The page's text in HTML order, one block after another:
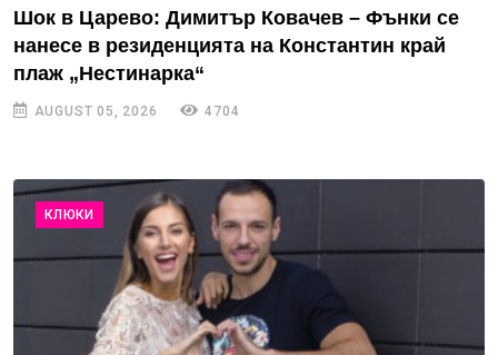
Шок в Царево: Димитър Ковачев – Фънки се
нанесе в резиденцията на Константин край
плаж „Нестинарка“
AUGUST 05, 2026 4704
КЛЮКИ